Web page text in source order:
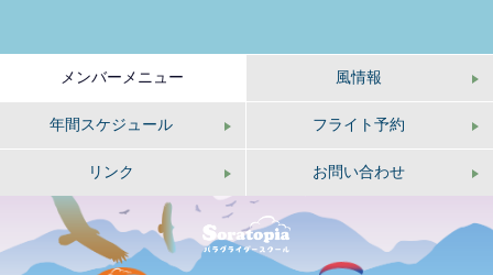
メンバーメニュー 風情報
年間スケジュール フライト予約
リンク お問い合わせ